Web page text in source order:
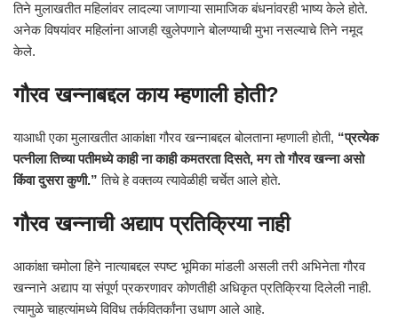
तिने मुलाखतीत महिलांवर लादल्या जाणाऱ्या सामाजिक बंधनांवरही भाष्य केले होते.
अनेक विषयांवर महिलांना आजही खुलेपणाने बोलण्याची मुभा नसल्याचे तिने नमूद
केले.
गौरव खन्नाबद्दल काय म्हणाली होती?
याआधी एका मुलाखतीत आकांक्षा गौरव खन्नाबद्दल बोलताना म्हणाली होती, “प्रत्येक
पत्नीला तिच्या पतीमध्ये काही ना काही कमतरता दिसते, मग तो गौरव खन्ना असो
किंवा दुसरा कुणी.” तिचे हे वक्तव्य त्यावेळीही चर्चेत आले होते.
गौरव खन्नाची अद्याप प्रतिक्रिया नाही
आकांक्षा चमोला हिने नात्याबद्दल स्पष्ट भूमिका मांडली असली तरी अभिनेता गौरव
खन्नाने अद्याप या संपूर्ण प्रकरणावर कोणतीही अधिकृत प्रतिक्रिया दिलेली नाही.
त्यामुळे चाहत्यांमध्ये विविध तर्कवितर्कांना उधाण आले आहे.